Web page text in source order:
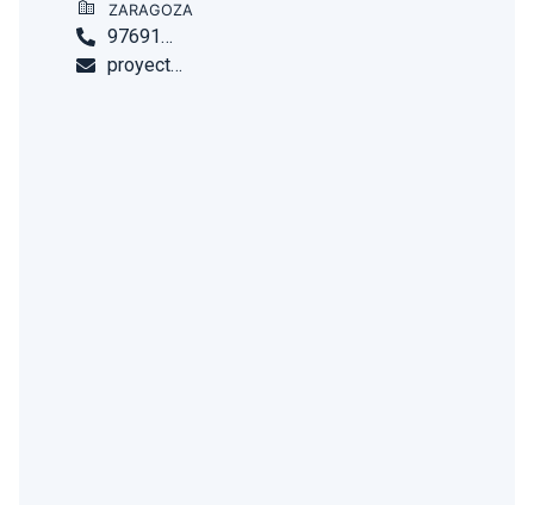
ZARAGOZA
976918051
proyecto.atocha@redpiso.es